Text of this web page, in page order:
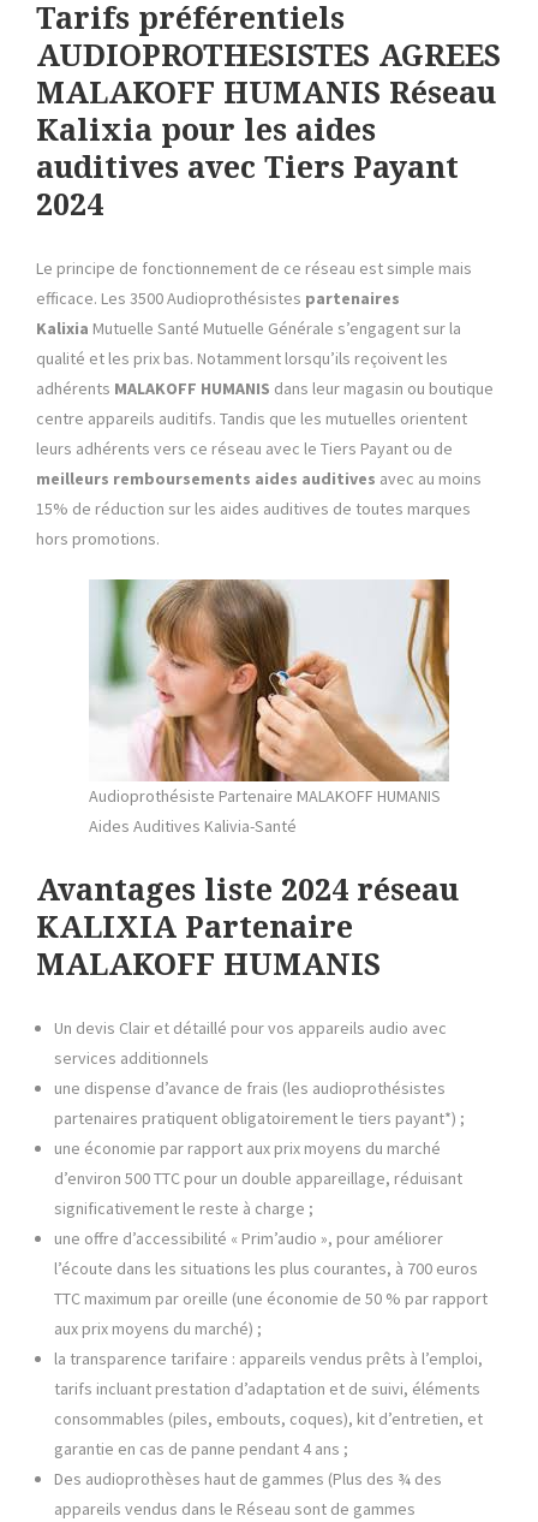
Tarifs préférentiels
AUDIOPROTHESISTES AGREES
MALAKOFF HUMANIS Réseau
Kalixia pour les aides
auditives avec Tiers Payant
2024
Le principe de fonctionnement de ce réseau est simple mais
efficace. Les 3500 Audioprothésistes partenaires
Kalixia Mutuelle Santé Mutuelle Générale s’engagent sur la
qualité et les prix bas. Notamment lorsqu’ils reçoivent les
adhérents MALAKOFF HUMANIS dans leur magasin ou boutique
centre appareils auditifs. Tandis que les mutuelles orientent
leurs adhérents vers ce réseau avec le Tiers Payant ou de
meilleurs remboursements aides auditives avec au moins
15% de réduction sur les aides auditives de toutes marques
hors promotions.
Audioprothésiste Partenaire MALAKOFF HUMANIS
Aides Auditives Kalivia-Santé
Avantages liste 2024 réseau
KALIXIA Partenaire
MALAKOFF HUMANIS
Un devis Clair et détaillé pour vos appareils audio avec
services additionnels
une dispense d’avance de frais (les audioprothésistes
partenaires pratiquent obligatoirement le tiers payant*) ;
une économie par rapport aux prix moyens du marché
d’environ 500 TTC pour un double appareillage, réduisant
significativement le reste à charge ;
une offre ​d’accessibilité « ​Prim’audio​ »​, pour améliorer
l’écoute dans les situations les plus courantes, à 700 euros
TTC maximum par oreille (une économie de 50 % par rapport
aux prix moyens du marché) ;
la transparence tarifaire : appareils vendus prêts à l’emploi,
tarifs incluant prestation d’adaptation et de suivi, éléments
consommables (piles, embouts, coques), kit d’entretien, et
garantie en cas de panne pendant 4 ans ;
Des audioprothèses haut de gammes (​Plus des ¾ des
appareils vendus dans le Réseau sont de gammes